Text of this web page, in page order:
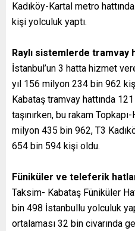
Kadıköy-Kartal metro
kişi yolculuk yaptı.
Raylı sistemlerde tramvay
İstanbul’un 3 hatta hizmet
yıl 156 milyon 234 bin 962
Kabataş tramvay hattında
taşınırken, bu rakam
milyon 435 bin 962, T3
654 bin 594 kişi oldu.
Füniküler ve teleferik
Taksim- Kabataş Füniküler
bin 498 İstanbullu yolculuk
ortalaması 32 bin civarında